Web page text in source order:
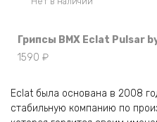
Грипсы BMX Eclat Pulsar
1590 ₽
Eclat была основана в 2008
стабильную компанию по